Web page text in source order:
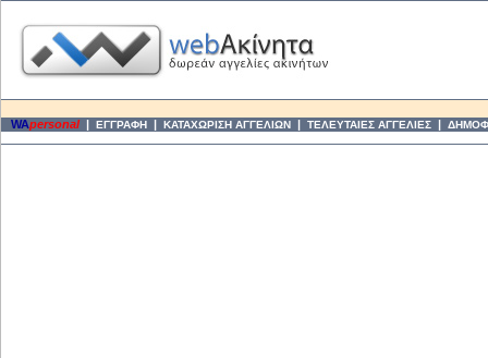
WApersonal | ΕΓΓΡΑΦΗ | ΚΑΤΑΧΩΡΙΣΗ ΑΓΓΕΛΙΩΝ | ΤΕΛΕΥΤΑΙΕΣ ΑΓΓΕΛΙΕΣ |